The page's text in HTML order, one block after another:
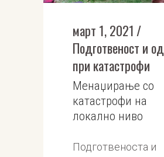
март 1, 2021
Подготвеност и
при катастрофи
Менаџирање со
катастрофи на
локално ниво
Подготвеноста и